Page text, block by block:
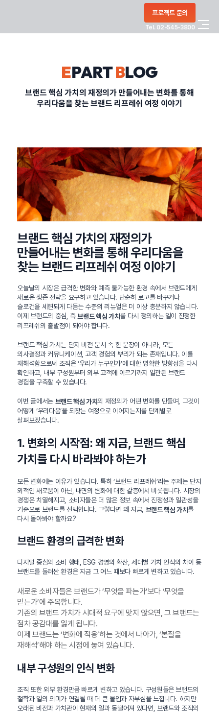
프로젝트 문의
Tel. 02-545-3800
PORTFOLIO
CONTACT
정부지원사업
EPARTBLOG
브랜드 핵심 가치의 재정의가 만들어내는 변화를 통해
우리다움을 찾는 브랜드 리프레쉬 여정 이야기
브랜드 핵심 가치의 재정의가
만들어내는 변화를 통해 우리다움을
찾는 브랜드 리프레쉬 여정 이야기
오늘날의 시장은 급격한 변화와 예측 불가능한 환경 속에서 브랜드에게
새로운 생존 전략을 요구하고 있습니다. 단순히 로고를 바꾸거나
슬로건을 세련되게 다듬는 수준의 리뉴얼은 더 이상 충분하지 않습니다.
이제 브랜드의 중심, 즉 브랜드 핵심 가치를 다시 정의하는 일이 진정한
리프레쉬의 출발점이 되어야 합니다.
브랜드 핵심 가치는 단지 비전 문서 속 한 문장이 아니라, 모든
의사결정과 커뮤니케이션, 고객 경험의 뿌리가 되는 존재입니다. 이를
재해석함으로써 조직은 ‘우리가 누구인가’에 대한 명확한 방향성을 다시
확인하고, 내부 구성원부터 외부 고객에 이르기까지 일관된 브랜드
경험을 구축할 수 있습니다.
이번 글에서는 브랜드 핵심 가치의 재정의가 어떤 변화를 만들며, 그것이
어떻게 ‘우리다움’을 되찾는 여정으로 이어지는지를 단계별로
살펴보겠습니다.
1. 변화의 시작점: 왜 지금, 브랜드 핵심
가치를 다시 바라봐야 하는가
모든 변화에는 이유가 있습니다. 특히 ‘브랜드 리프레쉬’라는 주제는 단지
외적인 새로움이 아닌, 내면의 변화에 대한 갈증에서 비롯됩니다. 시장의
경쟁은 치열해지고, 소비자들은 더 많은 정보 속에서 진정성과 일관성을
기준으로 브랜드를 선택합니다. 그렇다면 왜 지금, 브랜드 핵심 가치를
다시 돌아봐야 할까요?
브랜드 환경의 급격한 변화
디지털 중심의 소비 행태, ESG 경영의 확산, 세대별 가치 인식의 차이 등
브랜드를 둘러싼 환경은 지금 그 어느 때보다 빠르게 변하고 있습니다.
새로운 소비자들은 브랜드가 ‘무엇을 파는가’보다 ‘무엇을
믿는가’에 주목합니다.
기존의 브랜드 가치가 시대적 요구에 맞지 않으면, 그 브랜드는
점차 공감대를 잃게 됩니다.
이제 브랜드는 ‘변화에 적응’하는 것에서 나아가, ‘본질을
재해석’해야 하는 시점에 놓여 있습니다.
내부 구성원의 인식 변화
조직 또한 외부 환경만큼 빠르게 변하고 있습니다. 구성원들은 브랜드의
철학과 일의 의미가 연결될 때 더 큰 몰입과 자부심을 느낍니다. 하지만
오래된 비전과 가치관이 현재의 일과 동떨어져 있다면, 브랜드와 조직의